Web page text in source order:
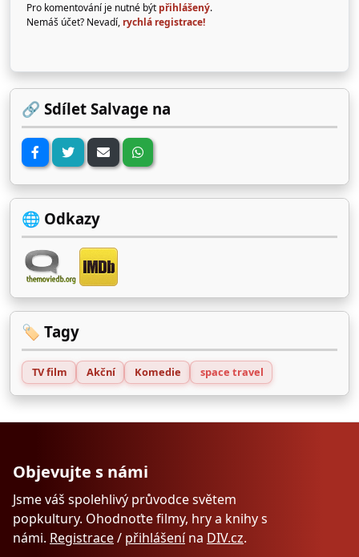
Pro komentování je nutné být přihlášený.
Nemáš účet? Nevadí, rychlá registrace!
🔗 Sdílet Salvage na
🌐 Odkazy
🏷️ Tagy
TV film Akční Komedie space travel
Objevujte s námi
Jsme váš spolehlivý průvodce světem
popkultury. Ohodnoťte filmy, hry a knihy s
námi. Registrace/ přihlášenína DIV.cz.